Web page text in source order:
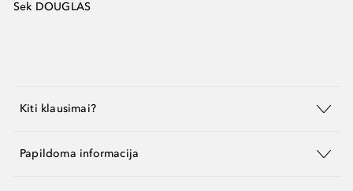
Sek DOUGLAS
Kiti klausimai?
Papildoma informacija